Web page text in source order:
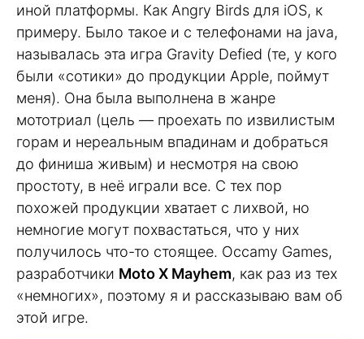
иной платформы. Как Angry Birds для iOS, к
примеру. Было такое и с телефонами на java,
называлась эта игра Gravity Defied (те, у кого
были «сотики» до продукции Apple, поймут
меня). Она была выполнена в жанре
мототриал (цель — проехать по извилистым
горам и нереальным впадинам и добраться
до финиша живым) и несмотря на свою
простоту, в неё играли все. С тех пор
похожей продукции хватает с лихвой, но
немногие могут похвастаться, что у них
получилось что-то стоящее. Occamy Games,
разработчики Moto X Mayhem, как раз из тех
«немногих», поэтому я и рассказываю вам об
этой игре.